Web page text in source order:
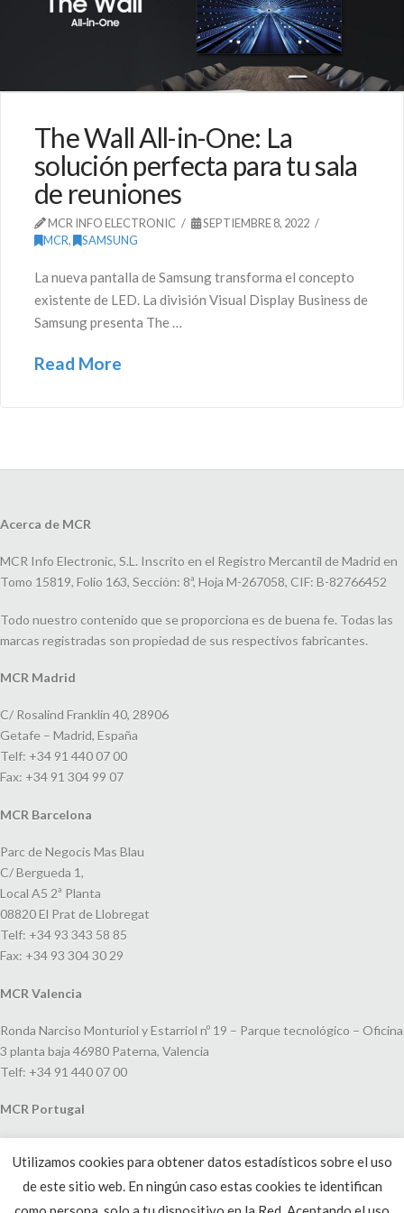
The Wall All-in-One: La
solución perfecta para tu sala
de reuniones
MCR INFO ELECTRONIC
SEPTIEMBRE 8, 2022
MCR, SAMSUNG
La nueva pantalla de Samsung transforma el concepto
existente de LED. La división Visual Display Business de
Samsung presenta The …
Read More
Acerca de MCR
MCR Info Electronic, S.L. Inscrito en el Registro Mercantil de Madrid en
Tomo 15819, Folio 163, Sección: 8ª, Hoja M-267058, CIF: B-82766452
Todo nuestro contenido que se proporciona es de buena fe. Todas las
marcas registradas son propiedad de sus respectivos fabricantes.
MCR Madrid
C/ Rosalind Franklin 40, 28906
Getafe – Madrid, España
Telf: +34 91 440 07 00
Fax: +34 91 304 99 07
MCR Barcelona
Parc de Negocis Mas Blau
C/ Bergueda 1,
Local A5 2ª Planta
08820 El Prat de Llobregat
Telf: +34 93 343 58 85
Fax: +34 93 304 30 29
MCR Valencia
Ronda Narciso Monturiol y Estarriol nº 19 – Parque tecnológico – Oficina
3 planta baja 46980 Paterna, Valencia
Telf: +34 91 440 07 00
MCR Portugal
João V, 24
1250-091 Lisboa, Portugal
Telf: +351 220 993 033
Utilizamos cookies para obtener datos estadísticos sobre el uso
de este sitio web. En ningún caso estas cookies te identifican